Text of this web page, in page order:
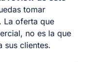
tomar
La oferta que
no es la que
sus clientes.